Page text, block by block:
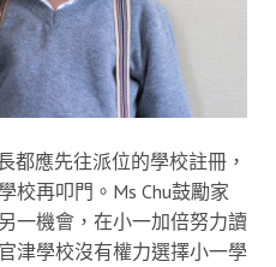
都應先往派位的學校註冊，
校再叩門。Ms Chu鼓勵家
一機會，在小一加倍努力讀
津學校沒有權力選擇小一學